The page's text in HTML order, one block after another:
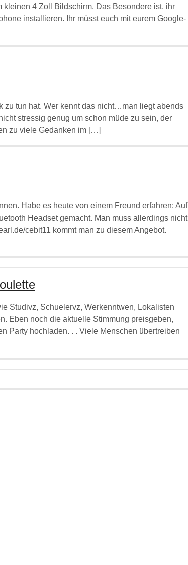
kleinen 4 Zoll Bildschirm. Das Besondere ist, ihr
installieren. Ihr müsst euch mit eurem Google-
zu tun hat. Wer kennt das nicht…man liegt abends
stressig genug um schon müde zu sein, der
zu viele Gedanken im […]
Habe es heute von einem Freund erfahren: Auf
Headset gemacht. Man muss allerdings nicht
cebit11 kommt man zu diesem Angebot.
Studivz, Schuelervz, Werkenntwen, Lokalisten
Eben noch die aktuelle Stimmung preisgeben,
Party hochladen. . . Viele Menschen übertreiben